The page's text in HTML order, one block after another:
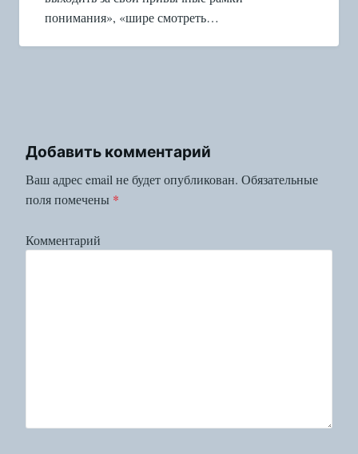
понимания», «шире смотреть…
Добавить комментарий
Ваш адрес email не будет опубликован. Обязательные
поля помечены *
Комментарий